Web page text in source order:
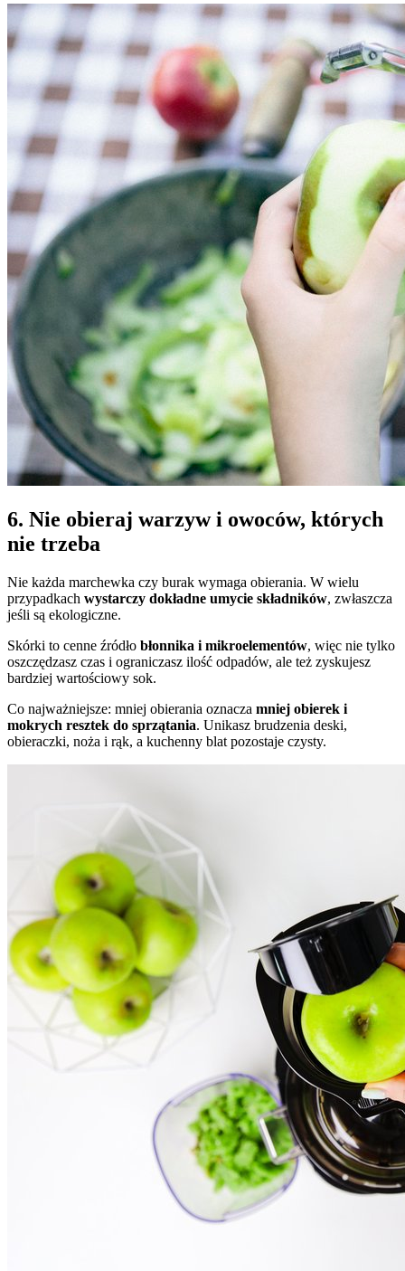
6. Nie obieraj warzyw i owoców, których
nie trzeba
Nie każda marchewka czy burak wymaga obierania. W wielu
przypadkach wystarczy dokładne umycie składników, zwłaszcza
jeśli są ekologiczne.
Skórki to cenne źródło błonnika i mikroelementów, więc nie tylko
oszczędzasz czas i ograniczasz ilość odpadów, ale też zyskujesz
bardziej wartościowy sok.
Co najważniejsze: mniej obierania oznacza mniej obierek i
mokrych resztek do sprzątania. Unikasz brudzenia deski,
obieraczki, noża i rąk, a kuchenny blat pozostaje czysty.